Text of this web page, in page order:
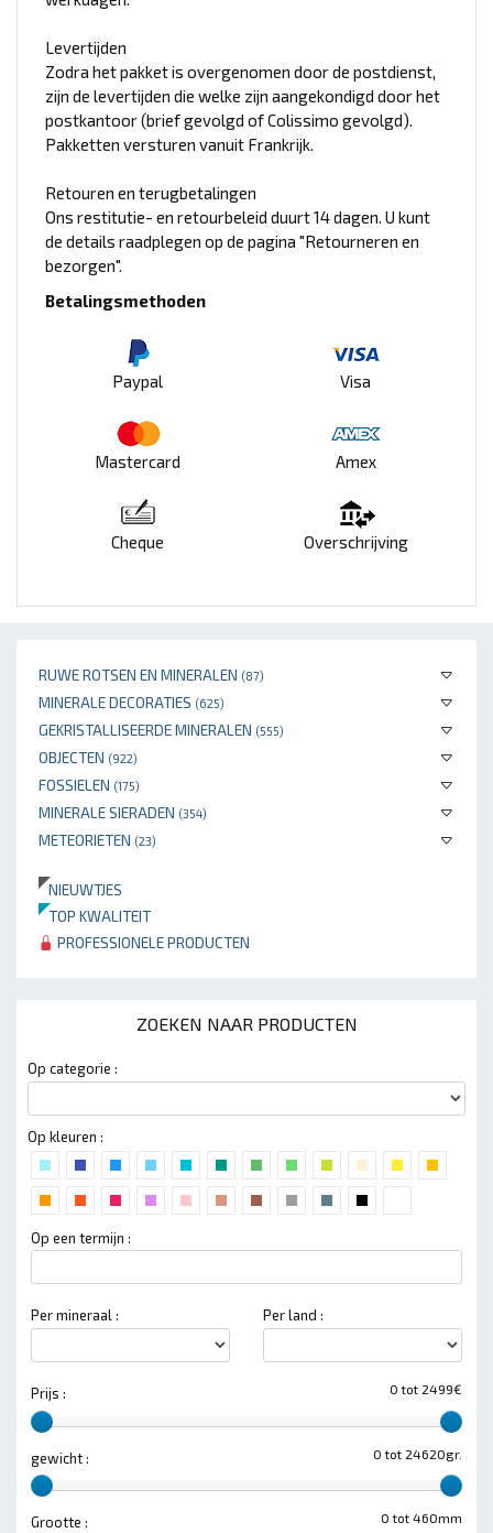
RUWE ROTSEN EN MINERALEN (87)
MINERALE DECORATIES (625)
GEKRISTALLISEERDE MINERALEN (555)
OBJECTEN (922)
FOSSIELEN (175)
MINERALE SIERADEN (354)
METEORIETEN (23)
NIEUWTJES
TOP KWALITEIT
PROFESSIONELE PRODUCTEN
ZOEKEN NAAR PRODUCTEN
Op categorie :
Op kleuren :
Op een termijn :
Per mineraal : Per land :
0 tot 2499€
Prijs :
0 tot 24620gr.
gewicht :
0 tot 460mm
Grootte :
Levertijden
Zodra het pakket is overgenomen door de postdienst,
zijn de levertijden die welke zijn aangekondigd door het
postkantoor (brief gevolgd of Colissimo gevolgd).
Pakketten versturen vanuit Frankrijk.
Retouren en terugbetalingen
Ons restitutie- en retourbeleid duurt 14 dagen. U kunt
de details raadplegen op de pagina "Retourneren en
bezorgen".
Betalingsmethoden
Paypal Visa
Mastercard Amex
Cheque Overschrijving